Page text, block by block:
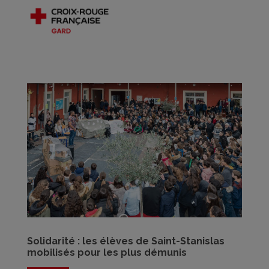
Solidarité : les élèves de Saint-Stanislas
mobilisés pour les plus démunis